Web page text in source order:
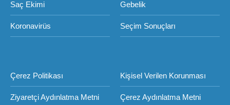
Saç Ekimi Gebelik
Koronavirüs Seçim Sonuçları
Çerez Politikası Kişisel Verilen Korunması
Ziyaretçi Aydınlatma Metni Çerez Aydınlatma Metni